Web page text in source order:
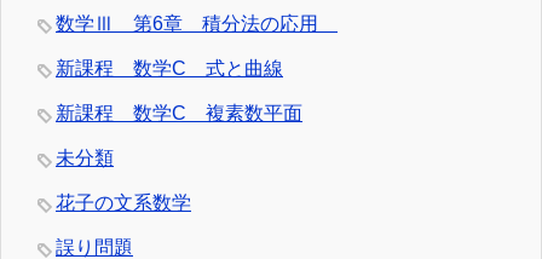
数学Ⅲ 第6章 積分法の応用
新課程 数学C 式と曲線
新課程 数学C 複素数平面
未分類
花子の文系数学
誤り問題